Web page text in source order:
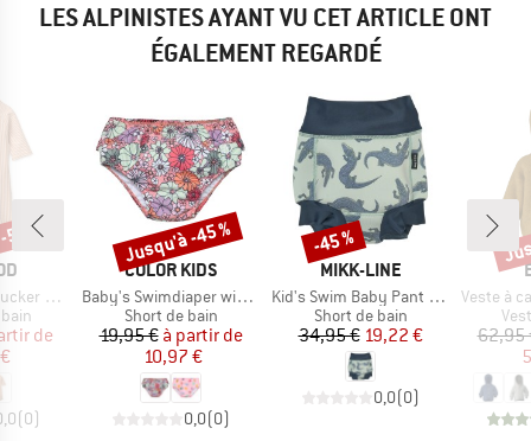
LES ALPINISTES AYANT VU CET ARTICLE ONT
ÉGALEMENT REGARDÉ
Jumpsuit
réduit
de
(0)
%
MARQUE
COLOR KIDS
Article
Baby's Swimdiaper with Frills AOP
Product group
Short de bain
Prix
19,95 € Prix réduit
à partir de
10,97 €
0,0(0)
Remise
Jusqu'à -45 %
MARQUE
MIKK-LINE
Article
Kid's Swim Baby Pant AOP
Product group
Short de bain
Prix
34,95 €Prix réduit
19,22 €
0,0(0)
Remise
-45 %
Article
Veste à capuche
62,95